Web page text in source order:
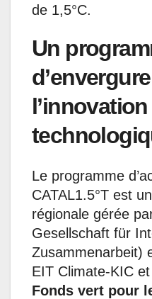
de 1,5°C.
Un
l’innovation
Le programme
CATAL1.5°T est
régionale gérée
Gesellschaft für
Zusammenarbeit)
EIT Climate-KIC
Fonds vert pour